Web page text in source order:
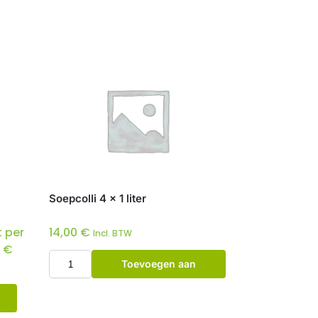
per
€
Soepcolli 4 x 1 liter
14,00 € Incl. BTW
Toevoegen aan